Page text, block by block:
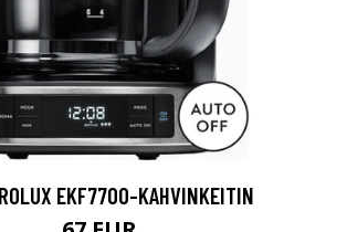
EKF7700-KAHVINKEITIN